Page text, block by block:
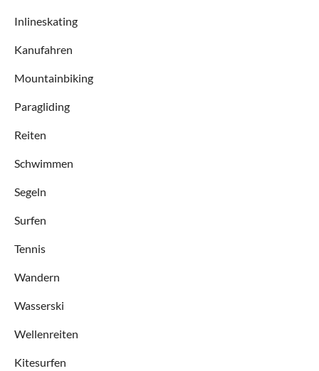
Inlineskating
Kanufahren
Mountainbiking
Paragliding
Reiten
Schwimmen
Segeln
Surfen
Tennis
Wandern
Wasserski
Wellenreiten
Kitesurfen